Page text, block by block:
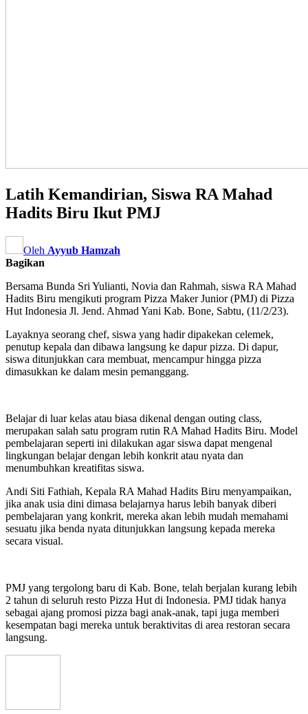
Latih Kemandirian, Siswa RA Mahad
Hadits Biru Ikut PMJ
Oleh Ayyub Hamzah
Bagikan
Bersama Bunda Sri Yulianti, Novia dan Rahmah, siswa RA Mahad
Hadits Biru mengikuti program Pizza Maker Junior (PMJ) di Pizza
Hut Indonesia Jl. Jend. Ahmad Yani Kab. Bone, Sabtu, (11/2/23).
Layaknya seorang chef, siswa yang hadir dipakekan celemek,
penutup kepala dan dibawa langsung ke dapur pizza. Di dapur,
siswa ditunjukkan cara membuat, mencampur hingga pizza
dimasukkan ke dalam mesin pemanggang.
Belajar di luar kelas atau biasa dikenal dengan outing class,
merupakan salah satu program rutin RA Mahad Hadits Biru. Model
pembelajaran seperti ini dilakukan agar siswa dapat mengenal
lingkungan belajar dengan lebih konkrit atau nyata dan
menumbuhkan kreatifitas siswa.
Andi Siti Fathiah, Kepala RA Mahad Hadits Biru menyampaikan,
jika anak usia dini dimasa belajarnya harus lebih banyak diberi
pembelajaran yang konkrit, mereka akan lebih mudah memahami
sesuatu jika benda nyata ditunjukkan langsung kepada mereka
secara visual.
PMJ yang tergolong baru di Kab. Bone, telah berjalan kurang lebih
2 tahun di seluruh resto Pizza Hut di Indonesia. PMJ tidak hanya
sebagai ajang promosi pizza bagi anak-anak, tapi juga memberi
kesempatan bagi mereka untuk beraktivitas di area restoran secara
langsung.